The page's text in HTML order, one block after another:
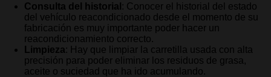
Consulta del historial : Conocer el historial del estado
del vehículo reacondicionado desde el momento de su
fabricación es muy importante poder hacer un
reacondicionamiento correcto.
Limpieza: Hay que limpiar la carretilla usada con alta
precisión para poder eliminar los residuos de grasa,
aceite o suciedad que ha ido acumulando.